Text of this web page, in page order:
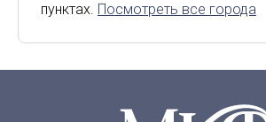
Липецк
Мурманск
пунктах. Посмотреть все города